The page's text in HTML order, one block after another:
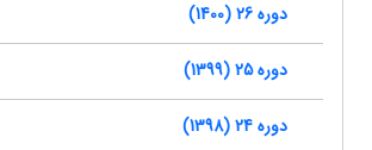
دوره 26 (1400)
دوره 25 (1399)
دوره 24 (1398)